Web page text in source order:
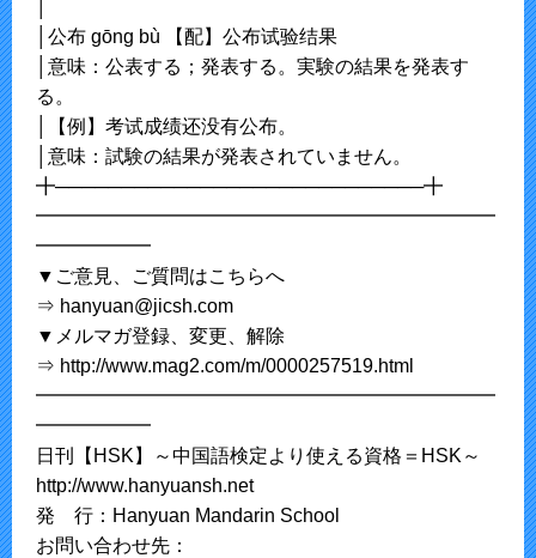
│公布 ɡōnɡ bù 【配】公布试验结果
│意味：公表する；発表する。実験の結果を発表す
る。
│【例】考试成绩还没有公布。
│意味：試験の結果が発表されていません。
╋────────────────────────────╋
━━━━━━━━━━━━━━━━━━━━━━━━
━━━━━━
▼ご意見、ご質問はこちらへ
⇒ hanyuan@jicsh.com
▼メルマガ登録、変更、解除
⇒ http://www.mag2.com/m/0000257519.html
━━━━━━━━━━━━━━━━━━━━━━━━
━━━━━━
日刊【HSK】～中国語検定より使える資格＝HSK～
http://www.hanyuansh.net
発 行：Hanyuan Mandarin School
お問い合わせ先：